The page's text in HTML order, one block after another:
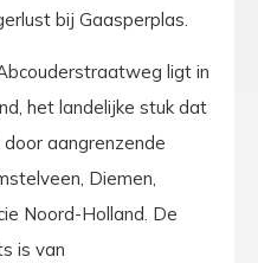
bij Gaasperplas.
ligt in
het landelijke stuk dat
aangrenzende
Diemen,
Noord-Holland. De
is van